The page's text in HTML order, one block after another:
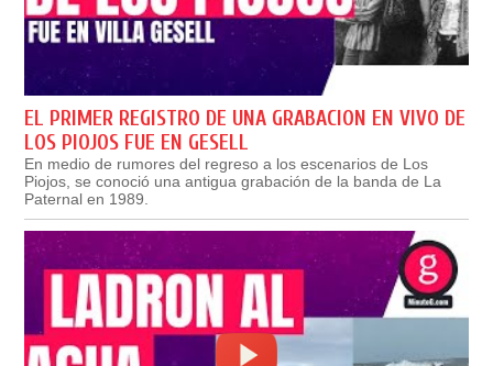
EL PRIMER REGISTRO DE UNA GRABACION EN VIVO DE
LOS PIOJOS FUE EN GESELL
En medio de rumores del regreso a los escenarios de Los
Piojos, se conoció una antigua grabación de la banda de La
Paternal en 1989.